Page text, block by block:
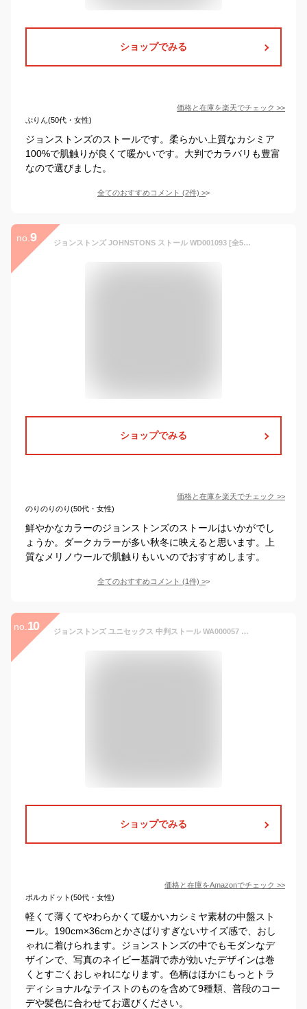
ショップでみる
価格と在庫を楽天でチェック >>
ぷりん(50代・女性)
ジョンストンズのストールです。柔らかい上質なカシミア
100%で肌触りが良くて暖かいです。大判でカラバリも豊富
なので選びました。
全てのおすすめコメント (2件) >
no. 9 ジョンストンズ JOHNSTONS ストール WD001093 [全5色]【英国】
ショップでみる
価格と在庫を楽天でチェック >>
のりのりのり(50代・女性)
鮮やかなカラーのジョンストンズのストールはいかがでし
ょうか。ダークカラーが多い秋冬に映えると思います。上
質なメリノウールで肌触りもいいのでおすすめします。
全てのおすすめコメント (1件) >
no. 10 ジョンストンズ ユニセックス 中判ストール WA000057 KU0105 マクファディーン [並行輸入品]
ショップでみる
価格と在庫をAmazonでチェック >>
ポルカドット(50代・女性)
軽くて薄くてやわらかくて暖かいカシミヤ素材の中盤スト
ール。190cm×36cmとかさばりすぎないサイズ感で、おし
ゃれに着けられます。ジョンストンズの中でもモダンなデ
ザインで、写真のネイビー基調で赤が効いたデザインは巻
くとすごくおしゃれになります。色柄はほかにもっとトラ
ディショナルなテイストのものを含めて9種類、普段のコー
デや髪色に合わせてお選びください。